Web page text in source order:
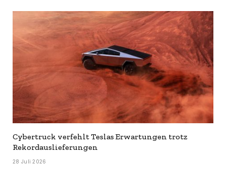
Cybertruck verfehlt Teslas Erwartungen trotz
Rekordauslieferungen
28 Juli 2026